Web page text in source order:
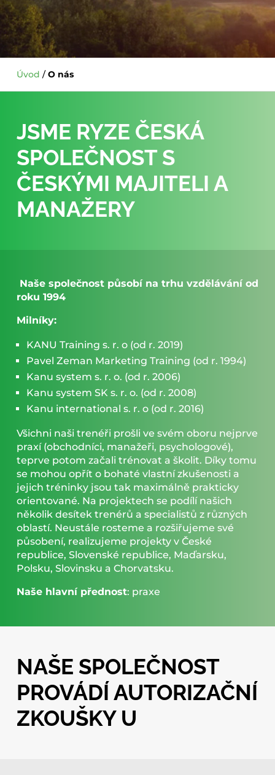
Úvod /O nás
JSME RYZE ČESKÁ
SPOLEČNOST S
ČESKÝMI MAJITELI A
MANAŽERY
Naše společnost působí na trhu vzdělávání od
roku 1994
Milníky:
KANU Training s. r. o (od r. 2019)
Pavel Zeman Marketing Training (od r. 1994)
Kanu system s. r. o. (od r. 2006)
Kanu system SK s. r. o. (od r. 2008)
Kanu international s. r. o (od r. 2016)
Všichni naši trenéři prošli ve svém oboru nejprve
praxí (obchodníci, manažeři, psychologové),
teprve potom začali trénovat a školit. Díky tomu
se mohou opřít o bohaté vlastní zkušenosti a
jejich tréninky jsou tak maximálně prakticky
orientované. Na projektech se podílí našich
několik desítek trenérů a specialistů z různých
oblastí. Neustále rosteme a rozšiřujeme své
působení, realizujeme projekty v České
republice, Slovenské republice, Maďarsku,
Polsku, Slovinsku a Chorvatsku.
Naše hlavní přednost: praxe
NAŠE SPOLEČNOST
PROVÁDÍ AUTORIZAČNÍ
ZKOUŠKY U